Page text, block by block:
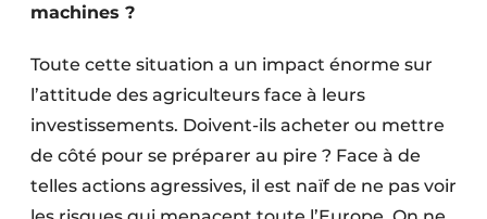
machines ?
Toute cette situation a un impact énorme sur
l’attitude des agriculteurs face à leurs
investissements. Doivent-ils acheter ou mettre
de côté pour se préparer au pire ? Face à de
telles actions agressives, il est naïf de ne pas voir